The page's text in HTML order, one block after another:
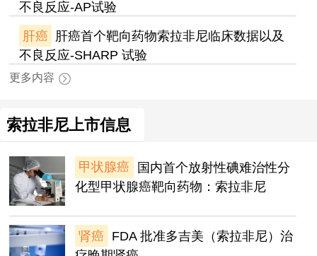
不良反应-AP试验
肝癌
肝癌首个靶向药物索拉非尼临床数据以及
不良反应-SHARP 试验
更多内容
索拉非尼上市信息
甲状腺癌
国内首个放射性碘难治性分
化型甲状腺癌靶向药物：索拉非尼
肾癌
FDA 批准多吉美（索拉非尼）治